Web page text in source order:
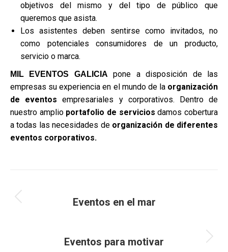
objetivos del mismo y del tipo de público que
queremos que asista.
Los asistentes deben sentirse como invitados, no
como potenciales consumidores de un producto,
servicio o marca.
MIL EVENTOS GALICIA
pone a disposición de las
empresas su experiencia en el mundo de la organización
de eventos empresariales y corporativos. Dentro de
nuestro amplio portafolio de servicios damos cobertura
a todas las necesidades de organización de diferentes
eventos corporativos.
entre
Entrada
Eventos en el mar
Entrada
Eventos para motivar